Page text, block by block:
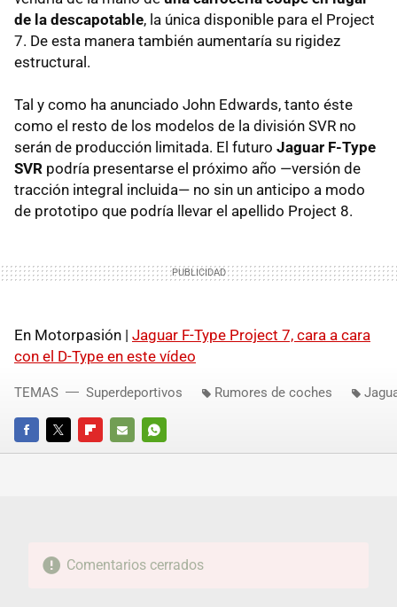
de la descapotable, la única disponible para el Project
7. De esta manera también aumentaría su rigidez
estructural.
Tal y como ha anunciado John Edwards, tanto éste
como el resto de los modelos de la división SVR no
serán de producción limitada. El futuro Jaguar F-Type
SVR podría presentarse el próximo año —versión de
tracción integral incluida— no sin un anticipo a modo
de prototipo que podría llevar el apellido Project 8.
En Motorpasión | Jaguar F-Type Project 7, cara a cara
con el D-Type en este vídeo
FACEBOOKTWITTERFLIPBOARD
E-
WHATSAPP
TEMAS Superdeportivos Rumores de coches
Comentarios cerrados